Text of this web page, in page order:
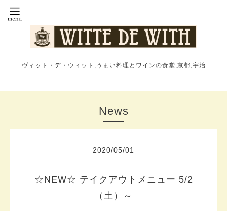
ヴィット・デ・ウィット,うまい料理とワインの食堂,京都,宇治
News
2020/05/01
☆NEW☆ テイクアウトメニュー 5/2
（土）～